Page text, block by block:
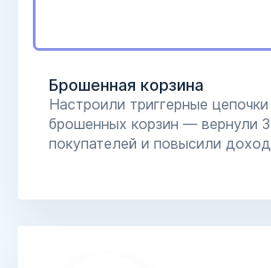
Брошенная корзина
Настроили триггерные
брошенных корзин — вернули
покупателей и повысили доход